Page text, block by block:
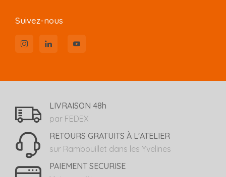
Suivez-nous
LIVRAISON 48h
par FEDEX
RETOURS GRATUITS À L'ATELIER
sur Rambouillet dans les Yvelines
PAIEMENT SECURISE